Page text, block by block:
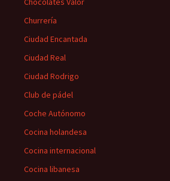
Churrería
Ciudad Encantada
Ciudad Real
Ciudad Rodrigo
Club de pádel
Coche Autónomo
Cocina holandesa
Cocina internacional
Cocina libanesa